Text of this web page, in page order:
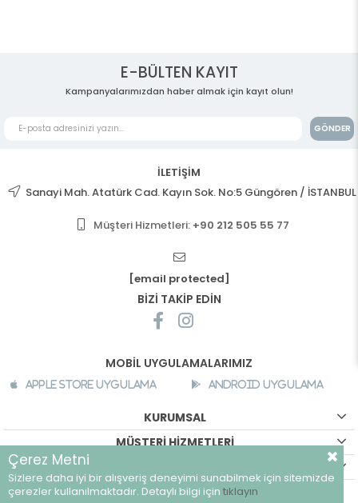
E-BÜLTEN KAYIT
Kampanyalarımızdan haber almak için kayıt olun!
GÖNDER
İLETİŞİM
Sanayi Mah. Atatürk Cad. Kayın Sok. No:5 Güngören / İSTANBUL
Müşteri Hizmetleri: +90 212 505 55 77
[email protected]
BİZİ TAKİP EDİN
MOBİL UYGULAMALARIMIZ
Apple Store Uygulama Android Uygulama
KURUMSAL
MÜŞTERİ HİZMETLERİ
©breeze.com.tr - Tüm hakları saklıdır.
Çerez Metni
Sizlere daha iyi bir alışveriş deneyimi sunabilmek için sitemizde
çerezler kullanılmaktadır. Detaylı bilgi için tıklayın